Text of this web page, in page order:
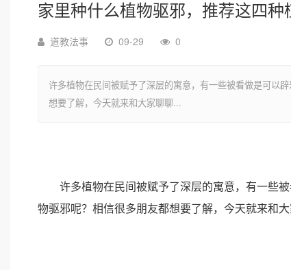
家里种什么植物驱邪，推荐这四种
道教法事 09-29 0
许多植物在民间被赋予了深层的寓意，有一些被看做是可以
想要了解，今天就来和大家聊聊...
许多植物在民间被赋予了深层的寓意，有一些被
物驱邪呢？相信很多朋友都想要了解，今天就来和大